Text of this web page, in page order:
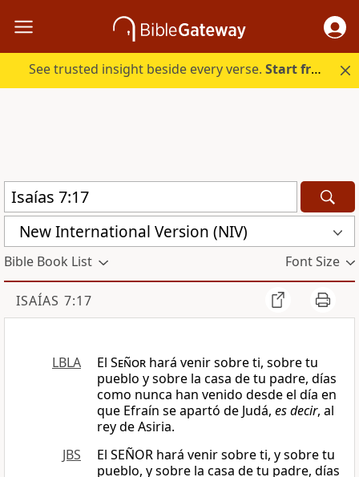
See trusted insight beside every verse.Start free.
New International Version (NIV)
Bible Book List Font Size
ISAÍAS 7:17
LBLA El Señor hará venir sobre ti, sobre tu
pueblo y sobre la casa de tu padre, días
como nunca han venido desde el día en
que Efraín se apartó de Judá, es decir, al
rey de Asiria.
JBS
El SEÑOR hará venir sobre ti, y sobre tu
pueblo, y sobre la casa de tu padre, días